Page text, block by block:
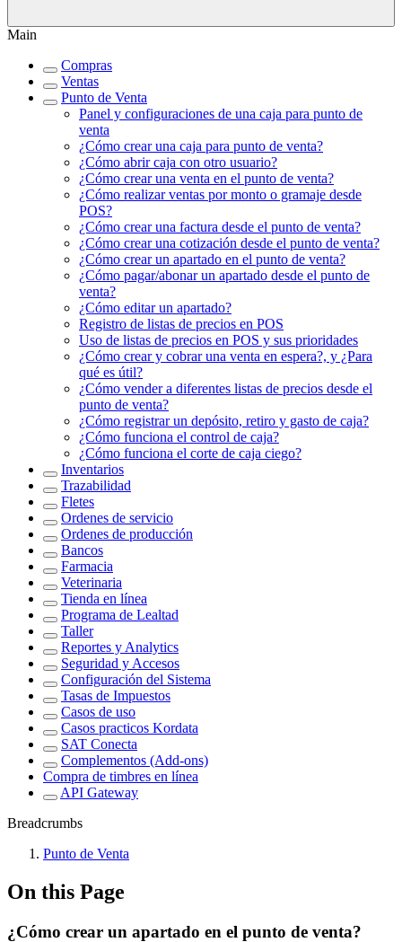
Main
Compras
Ventas
Punto de Venta
Panel y configuraciones de una caja para punto de
venta
¿Cómo crear una caja para punto de venta?
¿Cómo abrir caja con otro usuario?
¿Cómo crear una venta en el punto de venta?
¿Cómo realizar ventas por monto o gramaje desde
POS?
¿Cómo crear una factura desde el punto de venta?
¿Cómo crear una cotización desde el punto de venta?
¿Cómo crear un apartado en el punto de venta?
¿Cómo pagar/abonar un apartado desde el punto de
venta?
¿Cómo editar un apartado?
Registro de listas de precios en POS
Uso de listas de precios en POS y sus prioridades
¿Cómo crear y cobrar una venta en espera?, y ¿Para
qué es útil?
¿Cómo vender a diferentes listas de precios desde el
punto de venta?
¿Cómo registrar un depósito, retiro y gasto de caja?
¿Cómo funciona el control de caja?
¿Cómo funciona el corte de caja ciego?
Inventarios
Trazabilidad
Fletes
Ordenes de servicio
Ordenes de producción
Bancos
Farmacia
Veterinaria
Tienda en línea
Programa de Lealtad
Taller
Reportes y Analytics
Seguridad y Accesos
Configuración del Sistema
Tasas de Impuestos
Casos de uso
Casos practicos Kordata
SAT Conecta
Complementos (Add-ons)
Compra de timbres en línea
API Gateway
Breadcrumbs
Punto de Venta
On this Page
¿Cómo crear un apartado en el punto de venta?